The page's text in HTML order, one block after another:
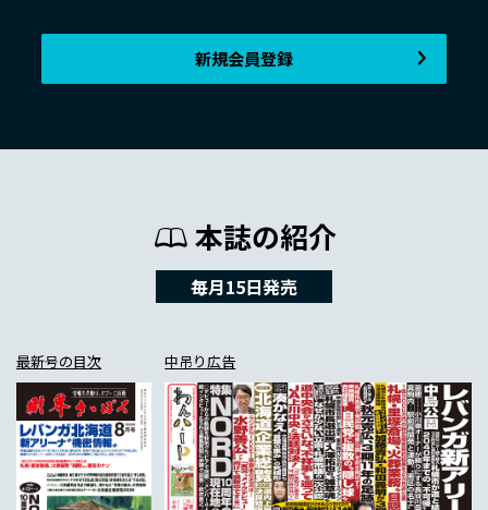
新規会員登録
本誌の紹介
毎月15日発売
最新号の目次 中吊り広告